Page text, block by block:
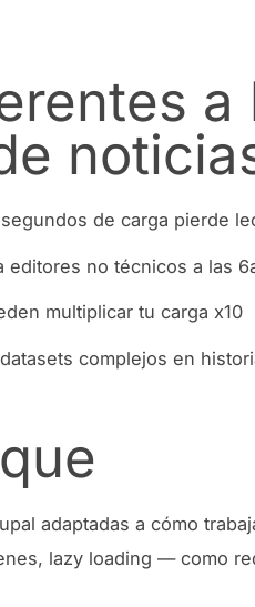
a
de carga pierde
editores no técnicos a las
multiplicar tu carga x10
complejos en
adaptadas a cómo
lazy loading — como